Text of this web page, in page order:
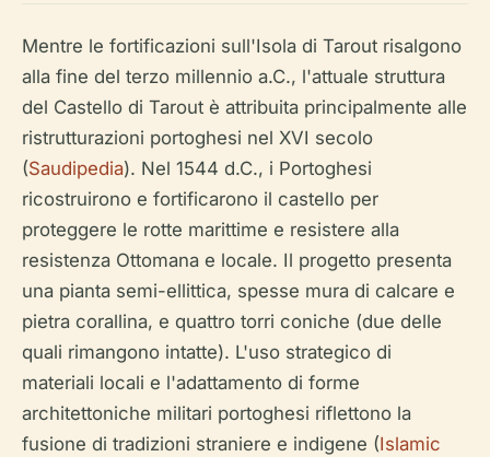
Mentre le fortificazioni sull'Isola di Tarout risalgono
alla fine del terzo millennio a.C., l'attuale struttura
del Castello di Tarout è attribuita principalmente alle
ristrutturazioni portoghesi nel XVI secolo
(Saudipedia). Nel 1544 d.C., i Portoghesi
ricostruirono e fortificarono il castello per
proteggere le rotte marittime e resistere alla
resistenza Ottomana e locale. Il progetto presenta
una pianta semi-ellittica, spesse mura di calcare e
pietra corallina, e quattro torri coniche (due delle
quali rimangono intatte). L'uso strategico di
materiali locali e l'adattamento di forme
architettoniche militari portoghesi riflettono la
fusione di tradizioni straniere e indigene (Islamic